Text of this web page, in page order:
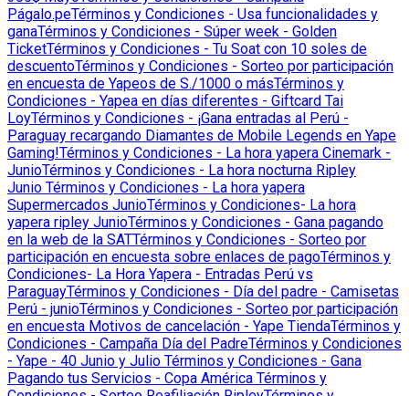
Págalo.peTérminos y Condiciones - Usa funcionalidades y
ganaTérminos y Condiciones - Súper week - Golden
TicketTérminos y Condiciones - Tu Soat con 10 soles de
descuentoTérminos y Condiciones - Sorteo por participación
en encuesta de Yapeos de S./1000 o másTérminos y
Condiciones - Yapea en días diferentes - Giftcard Tai
LoyTérminos y Condiciones - ¡Gana entradas al Perú -
Paraguay recargando Diamantes de Mobile Legends en Yape
Gaming!Términos y Condiciones - La hora yapera Cinemark -
JunioTérminos y Condiciones - La hora nocturna Ripley
Junio Términos y Condiciones - La hora yapera
Supermercados JunioTérminos y Condiciones- La hora
yapera ripley JunioTérminos y Condiciones - Gana pagando
en la web de la SATTérminos y Condiciones - Sorteo por
participación en encuesta sobre enlaces de pagoTérminos y
Condiciones- La Hora Yapera - Entradas Perú vs
ParaguayTérminos y Condiciones - Día del padre - Camisetas
Perú - junioTérminos y Condiciones - Sorteo por participación
en encuesta Motivos de cancelación - Yape TiendaTérminos y
Condiciones - Campaña Día del PadreTérminos y Condiciones
- Yape - 40 Junio y Julio Términos y Condiciones - Gana
Pagando tus Servicios - Copa América Términos y